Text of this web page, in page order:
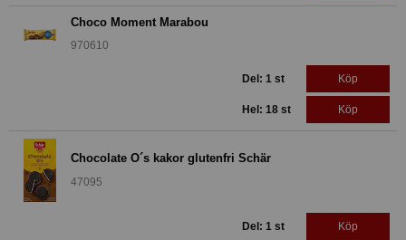
Choco Moment Marabou
970610
Del: 1 st Köp
Hel: 18 st Köp
Chocolate O´s kakor glutenfri Schär
47095
Del: 1 st Köp